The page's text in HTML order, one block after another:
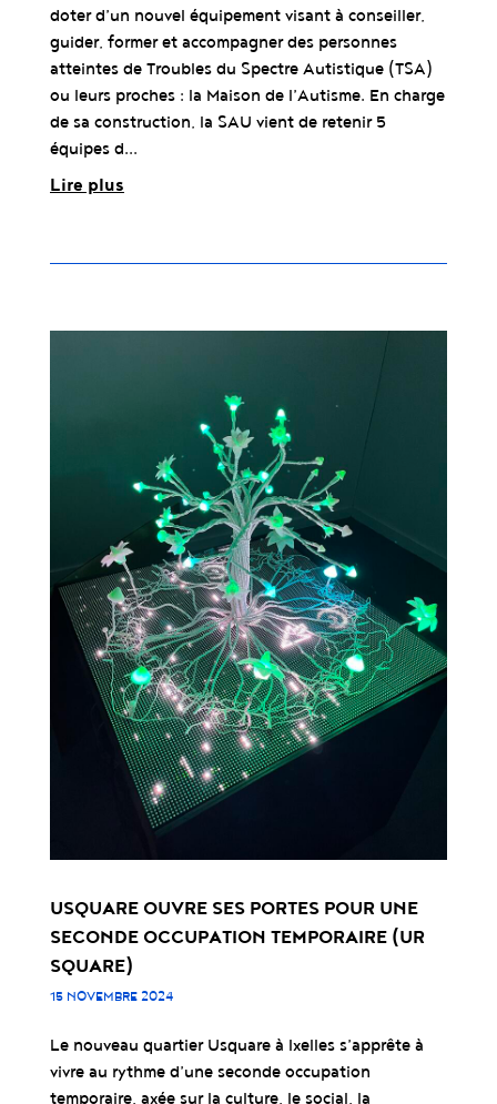
doter d’un nouvel équipement visant à conseiller,
guider, former et accompagner des personnes
atteintes de Troubles du Spectre Autistique (TSA)
ou leurs proches : la Maison de l’Autisme. En charge
de sa construction, la SAU vient de retenir 5
équipes d...
Lire plus
USQUARE OUVRE SES PORTES POUR UNE
SECONDE OCCUPATION TEMPORAIRE (UR
SQUARE)
15 NOVEMBRE 2024
Le nouveau quartier Usquare à Ixelles s’apprête à
vivre au rythme d’une seconde occupation
temporaire, axée sur la culture, le social, la